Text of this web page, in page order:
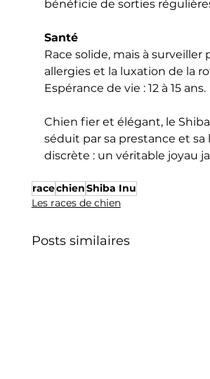
bénéficie de sorties
Santé
Race solide, mais à surveiller
allergies et la luxation de la
Espérance de vie : 12 à 15 ans.
Chien fier et élégant, le
séduit par sa prestance et sa
discrète : un véritable joyau
racechienShiba Inu
Les races de chien
Posts similaires